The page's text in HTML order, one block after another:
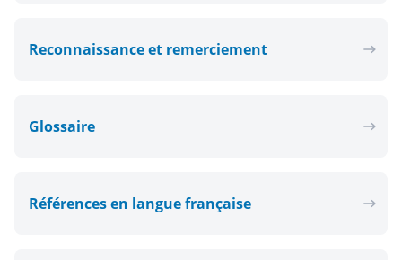
Reconnaissance et remerciement
Glossaire
Références en langue française